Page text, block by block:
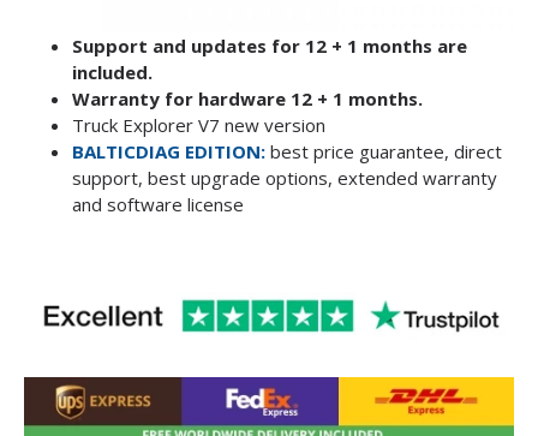
Support and updates for 12 + 1 months are
included.
Warranty for hardware 12 + 1 months.
Truck Explorer V7 new version
BALTICDIAG EDITION: best price guarantee, direct
support, best upgrade options, extended warranty
and software license